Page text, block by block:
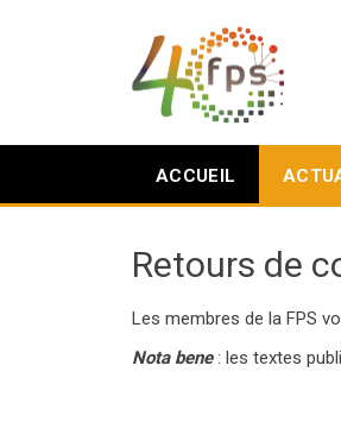
ACCUEIL
Retours de
Les membres de la FPS
Nota bene: les textes